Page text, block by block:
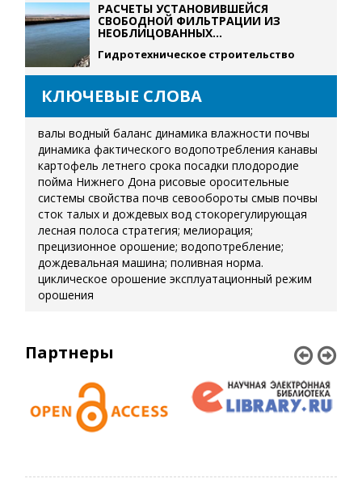
РАСЧЕТЫ УСТАНОВИВШЕЙСЯ
СВОБОДНОЙ ФИЛЬТРАЦИИ ИЗ
НЕОБЛИЦОВАННЫХ...
Гидротехническое строительство
КЛЮЧЕВЫЕ СЛОВА
валы водный баланс динамика влажности почвы
динамика фактического водопотребления канавы
картофель летнего срока посадки плодородие
пойма Нижнего Дона рисовые оросительные
системы свойства почв севообороты смыв почвы
сток талых и дождевых вод стокорегулирующая
лесная полоса стратегия; мелиорация;
прецизионное орошение; водопотребление;
дождевальная машина; поливная норма.
циклическое орошение эксплуатационный режим
орошения
Партнеры